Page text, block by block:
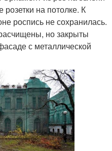
на потолке. К
роспись не сохранилась.
но закрыты
с металлической